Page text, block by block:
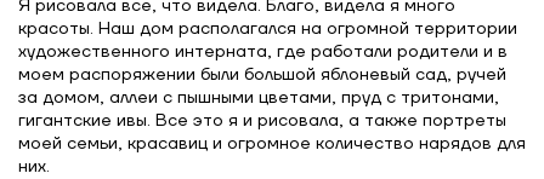
Я рисовала все, что видела. Благо, видела я много
красоты. Наш дом располагался на огромной территории
художественного интерната, где работали родители и в
моем распоряжении были большой яблоневый сад, ручей
за домом, аллеи с пышными цветами, пруд с тритонами,
гигантские ивы. Все это я и рисовала, а также портреты
моей семьи, красавиц и огромное количество нарядов для
них.